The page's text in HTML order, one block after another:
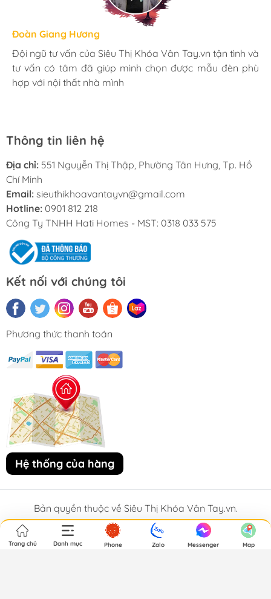
Hương Suri
Mình rất ưng khi đến Siêu Thị Khóa Vân Tay.vn. Ở đây
có rất nhiều mặt hàng phong phú, tha hồ lựa chọn.
Nhân viên chuyên nghiệp, nhiệt tình. Chúc Hati ngày
Đoàn Giang Hương
Đội ngũ tư vấn của Siêu Thị Khóa Vân Tay.vn tận tình và
tư vấn có tâm đã giúp mình chọn được mẫu đèn phù
hợp với nội thất nhà mình
Ngọc Anh
Mua đèn tại Siêu Thị Khóa Vân Tay.vn mình hoàn toàn
yên tâm với chính sách bảo hành 24 tháng tại nhà. Bạn
kĩ thuật lắp đặt rất cận thận và chu đáo
Thông tin liên hệ
Địa chỉ: 551 Nguyễn Thị Thập, Phường Tân Hưng, Tp. Hồ
Chí Minh
Email: sieuthikhoavantayvn@gmail.com
Hotline: 0901 812 218
Công Ty TNHH Hati Homes - MST: 0318 033 575
Kết nối với chúng tôi
Phương thức thanh toán
Hệ thống của hàng
Bản quyền thuộc về Siêu Thị Khóa Vân Tay.vn.
Trang chủ Danh mục Phone Zalo Messenger Map